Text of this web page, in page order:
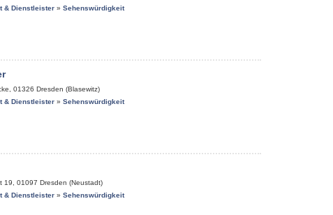
& Dienstleister » Sehenswürdigkeit
01326 Dresden (Blasewitz)
& Dienstleister » Sehenswürdigkeit
19 01097 Dresden (Neustadt)
& Dienstleister » Sehenswürdigkeit